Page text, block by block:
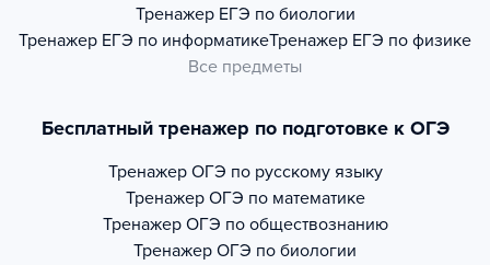
Тренажер ЕГЭ по биологии
Тренажер ЕГЭ по информатикеТренажер ЕГЭ по физике
Все предметы
Бесплатный тренажер по подготовке к ОГЭ
Тренажер ОГЭ по русскому языку
Тренажер ОГЭ по математике
Тренажер ОГЭ по обществознанию
Тренажер ОГЭ по биологии